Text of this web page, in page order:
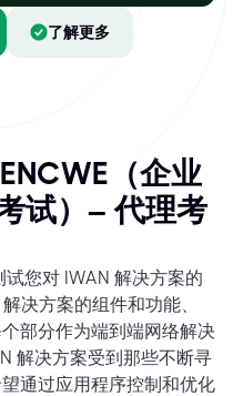
了解更多
（企业
试）– 代理考
您对 IWAN 解决方案的
决方案的组件和功能、
部分作为端到端网络解决
解决方案受到那些不断寻
通过应用程序控制和优化